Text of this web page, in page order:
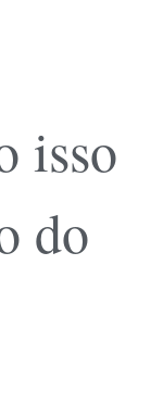
isso
do